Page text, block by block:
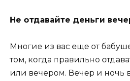
Не отдавайте деньги
Многие из вас еще от
том, когда правильно
или вечером. Вечер и ночь